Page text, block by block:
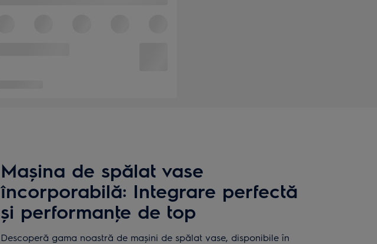
Mașina de spălat vase
încorporabilă: Integrare perfectă
și performanţe de top
Descoperă gama noastră de mașini de spălat vase, disponibile în